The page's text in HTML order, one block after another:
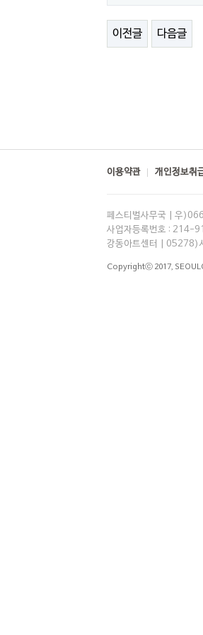
이전글 다음글
이용약관 개인정보취
페스티벌사무국 | 우
사업자등록번호 :
강동아트센터 | 05278)
Copyrightⓒ 2017,